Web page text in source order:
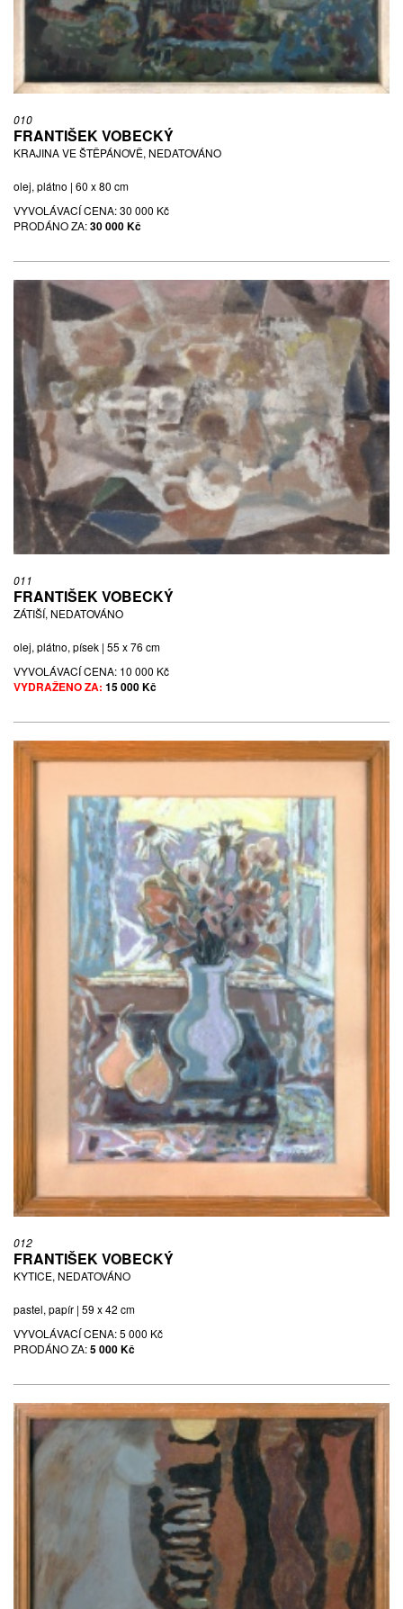
010
FRANTIŠEK VOBECKÝ
KRAJINA VE ŠTĚPÁNOVĚ, NEDATOVÁNO
olej, plátno | 60 x 80 cm
VYVOLÁVACÍ CENA:30 000 Kč
PRODÁNO ZA:30 000 Kč
011
FRANTIŠEK VOBECKÝ
ZÁTIŠÍ, NEDATOVÁNO
olej, plátno, písek | 55 x 76 cm
VYVOLÁVACÍ CENA: 10 000 Kč
VYDRAŽENO ZA: 15 000 Kč
012
FRANTIŠEK VOBECKÝ
KYTICE, NEDATOVÁNO
pastel, papír | 59 x 42 cm
VYVOLÁVACÍ CENA:5 000 Kč
PRODÁNO ZA:5 000 Kč